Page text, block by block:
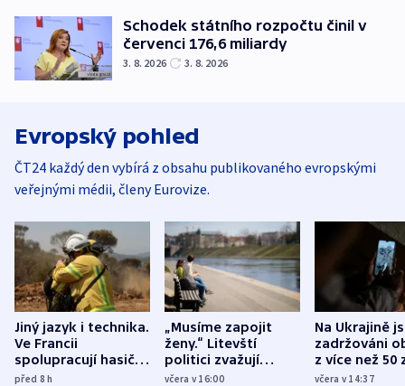
Schodek státního rozpočtu činil v
červenci 176,6 miliardy
3. 8. 2026 3. 8. 2026
Evropský pohled
ČT24 každý den vybírá z obsahu publikovaného evropskými
veřejnými médii, členy Eurovize.
Jiný jazyk i technika.
Ve Francii
spolupracují hasiči z
různých zemí
před 8h
„Musíme zapojit
ženy.“ Litevští
politici zvažují
dohodu o
včera v 16:00
Na Ukrajině
zadržováni
z více než 50
Bojovali na
včera v 14:37